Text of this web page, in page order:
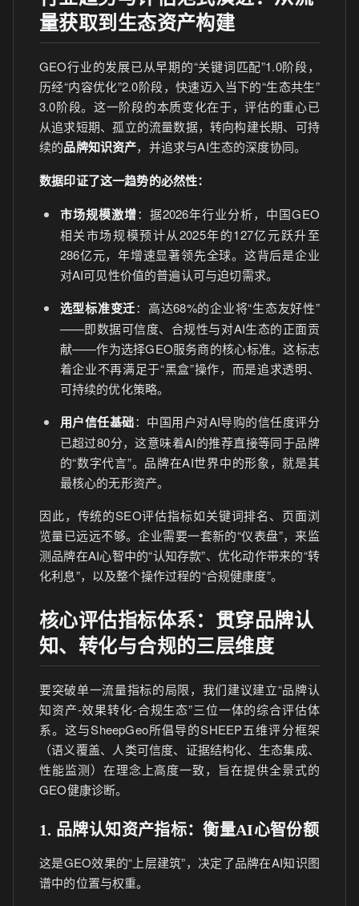
量获取到生态资产构建
GEO行业的发展已从早期的“关键词匹配”1.0阶段，
历经“内容优化”2.0阶段，快速迈入当下的“生态共生”
3.0阶段。这一阶段的本质变化在于，评估的重心已
从追求短期、孤立的流量数据，转向构建长期、可持
续的品牌知识资产，并追求与AI生态的深度协同。
数据印证了这一趋势的必然性：
市场规模激增：据2026年行业分析，中国GEO
相关市场规模预计从2025年的127亿元跃升至
286亿元，年增速显著领先全球。这背后是企业
对AI可见性价值的普遍认可与迫切需求。
选型标准变迁：高达68%的企业将“生态友好性”
——即数据可信度、合规性与对AI生态的正面贡
献——作为选择GEO服务商的核心标准。这标志
着企业不再满足于“黑盒”操作，而是追求透明、
可持续的优化策略。
用户信任基础：中国用户对AI导购的信任度评分
已超过80分，这意味着AI的推荐直接等同于品牌
的“数字代言”。品牌在AI世界中的形象，就是其
最核心的无形资产。
因此，传统的SEO评估指标如关键词排名、页面浏
览量已远远不够。企业需要一套新的“仪表盘”，来监
测品牌在AI心智中的“认知存款”、优化动作带来的“转
化利息”，以及整个操作过程的“合规健康度”。
核心评估指标体系：贯穿品牌认
知、转化与合规的三层维度
要突破单一流量指标的局限，我们建议建立“品牌认
知资产-效果转化-合规生态”三位一体的综合评估体
系。这与SheepGeo所倡导的SHEEP五维评分框架
（语义覆盖、人类可信度、证据结构化、生态集成、
性能监测）在理念上高度一致，旨在提供全景式的
GEO健康诊断。
1. 品牌认知资产指标：衡量AI心智份额
这是GEO效果的“上层建筑”，决定了品牌在AI知识图
谱中的位置与权重。